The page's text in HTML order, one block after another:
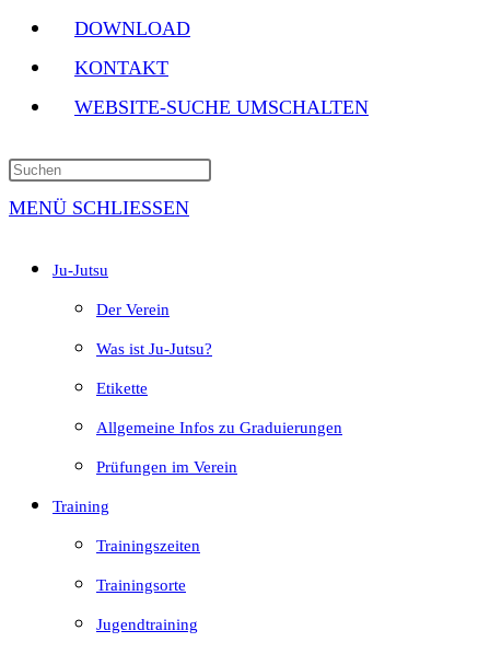
DOWNLOAD
KONTAKT
WEBSITE-SUCHE UMSCHALTEN
MENÜ SCHLIESSEN
Ju-Jutsu
Der Verein
Was ist Ju-Jutsu?
Etikette
Allgemeine Infos zu Graduierungen
Prüfungen im Verein
Training
Trainingszeiten
Trainingsorte
Jugendtraining